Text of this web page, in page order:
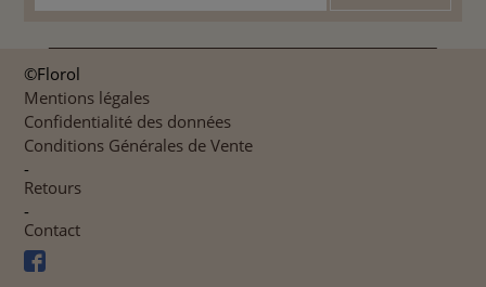
©Florol
Mentions légales
Confidentialité des données
Conditions Générales de Vente
-
Retours
-
Contact